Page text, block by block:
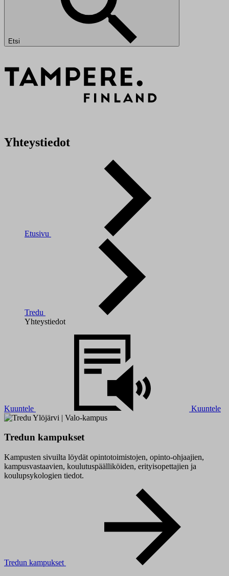
Etsi
Yhteystiedot
Etusivu
Tredu
Yhteystiedot
Kuuntele Kuuntele
Tredun kampukset
Kampusten sivuilta löydät opintotoimistojen, opinto-ohjaajien,
kampusvastaavien, koulutuspäälliköiden, erityisopettajien ja
koulupsykologien tiedot.
Tredun kampukset